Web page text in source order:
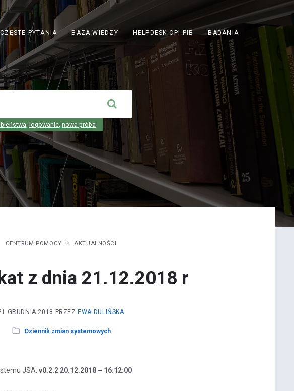
CZĘSTE PYTANIA BAZA WIEDZY HELPDESK OPI PIBODNOŚNIK
OTWIERA
SIĘ
W
NOWEJ
KARCIE
BADANIA
, logowanie, nowa próba
CENTRUM POMOCY AKTUALNOŚCI
z dnia 21.12.2018 r
GRUDNIA 2018 PRZEZ EWA DULIŃSKA
Dziennik zmian systemowych
JSA.v0.2.2 20.12.2018 – 16:12:00